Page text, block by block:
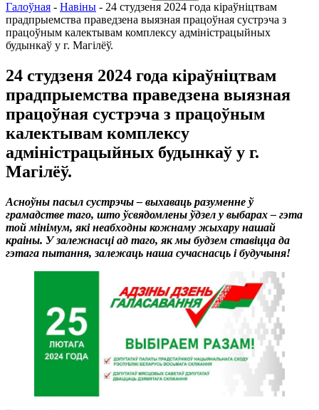
Галоўная - Навіны - 24 студзеня 2024 года кіраўніцтвам
прадпрыемства праведзена выязная працоўная сустрэча з
працоўным калектывам комплексу адміністрацыйных
будынкаў у г. Магілёў.
24 студзеня 2024 года кіраўніцтвам
прадпрыемства праведзена выязная
працоўная сустрэча з працоўным
калектывам комплексу
адміністрацыйных будынкаў у г.
Магілёў.
Асноўны пасыл сустрэчы – выхаваць разуменне ў
грамадстве таго, што ўсвядомлены ўдзел у выбарах – гэта
той мінімум, які неабходны кожнаму жыхару нашай
краіны. У залежнасці ад таго, як мы будзем ставіцца да
гэтага пытання, залежаць наша сучаснасць і будучыня!